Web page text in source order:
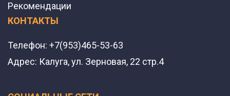
Рекомендации
КОНТАКТЫ
Телефон: +7(953)465-53-63
Адрес: Калуга, ул. Зерновая, 22 стр.4